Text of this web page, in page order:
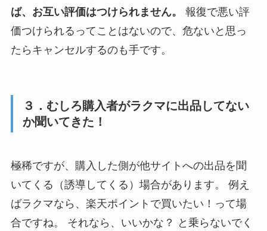
ば、お互い評価はつけられません。
報復で悪い評
価つけられるってことはないので、危ないと思っ
たらキャンセルするのも手です。
３．むしろ購入者がラクマに出品してない
か聞いてきた！
極稀ですが、購入した側が他サイトへの出品を聞
いてくる（誘導してくる）場合があります。 例え
ばラクマなら、楽天ポイントで買いたい！って場
合ですね。 それなら、いいかな？ と乗らないでく